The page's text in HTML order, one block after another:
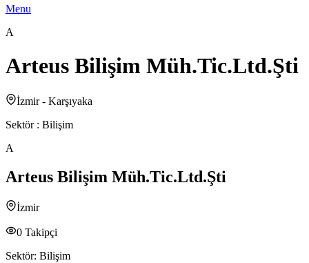
Menu
A
Arteus Bilişim Müh.Tic.Ltd.Şti
İzmir - Karşıyaka
Sektör : Bilişim
A
Arteus Bilişim Müh.Tic.Ltd.Şti
İzmir
0 Takipçi
Sektör: Bilişim